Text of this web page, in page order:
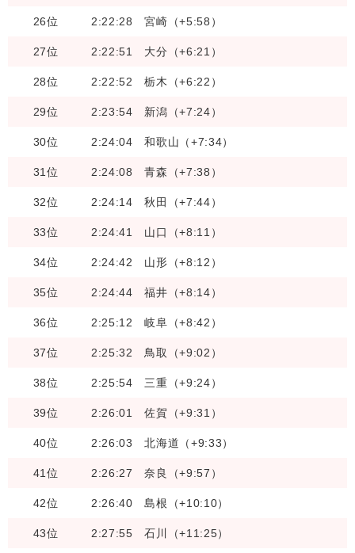
26位 2:22:28 宮崎（+5:58）
27位 2:22:51 大分（+6:21）
28位 2:22:52 栃木（+6:22）
29位 2:23:54 新潟（+7:24）
30位 2:24:04 和歌山（+7:34）
31位 2:24:08 青森（+7:38）
32位 2:24:14 秋田（+7:44）
33位 2:24:41 山口（+8:11）
34位 2:24:42 山形（+8:12）
35位 2:24:44 福井（+8:14）
36位 2:25:12 岐阜（+8:42）
37位 2:25:32 鳥取（+9:02）
38位 2:25:54 三重（+9:24）
39位 2:26:01 佐賀（+9:31）
40位 2:26:03 北海道（+9:33）
41位 2:26:27 奈良（+9:57）
42位 2:26:40 島根（+10:10）
43位 2:27:55 石川（+11:25）